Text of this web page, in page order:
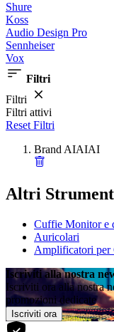
Shure
Koss
Audio Design Pro
Sennheiser
Vox
Filtri
Filtri
Filtri attivi
Reset Filtri
Brand AIAIAI
Altri
Cuffie Monitor e
Auricolari
Amplificatori per
Iscriviti alla nostra
Iscriviti ora alla nostra
promozioni dedicate
Iscriviti ora